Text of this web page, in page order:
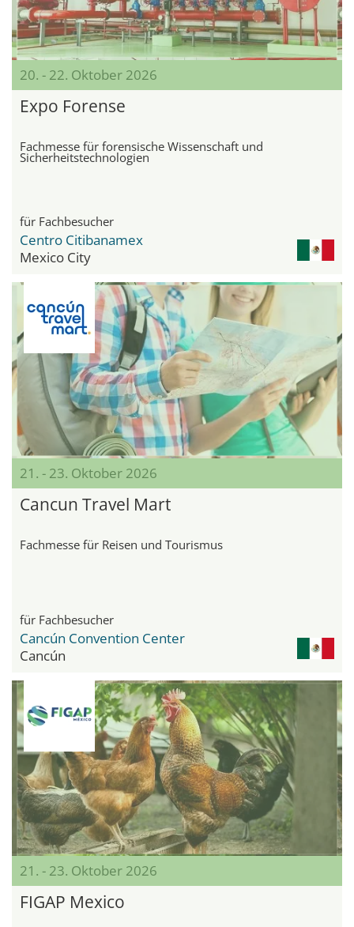
20. - 22. Oktober 2026
Expo Forense
Fachmesse für forensische Wissenschaft und
Sicherheitstechnologien
für Fachbesucher
Centro Citibanamex
Mexico City
21. - 23. Oktober 2026
Cancun Travel Mart
Fachmesse für Reisen und Tourismus
für Fachbesucher
Cancún Convention Center
Cancún
21. - 23. Oktober 2026
FIGAP Mexico